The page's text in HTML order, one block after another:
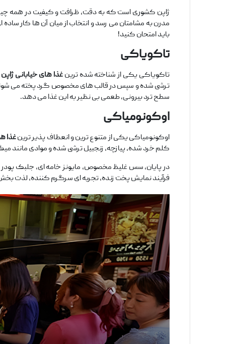
ژاپن کشوری است که به دقت، ظرافت و کیفیت در همه
مدرن به مشامتان می ‌رسد و انتخاب از میان آن ‌ها کار
باید امتحان کنید!
تاکویاکی
تاکویاکی یکی از شناخته‌ شده‌ ترینغذا های خیابانی ژاپن
ترشی ‌شده و سپس در قالب ‌های مخصوص گرد پخته می
سطح ترد بیرونی، طعمی بی ‌نظیر به این غذا می ‌دهد.
اوکونومیاکی
اوکونومیاکی یکی از متنوع‌ ترین و انعطاف‌ پذیر ترینغذا
کلم خرد شده، پیازچه، زنجبیل ترشی‌ شده و موادی مانند
در پایان، سس غلیظ مخصوص، مایونز خامه ‌ای، جلبک
فرآیند نمایش پخت زنده، تجربه ‌ای سرگرم‌ کننده، لذت